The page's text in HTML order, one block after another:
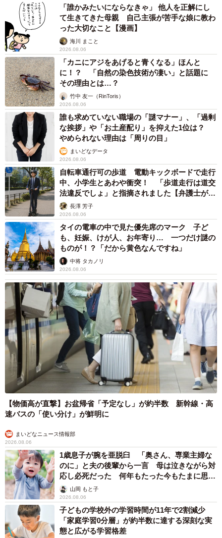
「誰かみたいにならなきゃ」 他人を正解にし
て生きてきた母親 自己主張が苦手な娘に教わ
った大切なこと【漫画】
海川 まこと
2026.08.06
「カニにアジをあげると青くなる」ほんと
に！？ 「自然の染色技術が凄い」と話題に
その理由とは…？
竹中 友一（RinToris）
2026.08.06
誰も求めていない職場の「謎マナー」、「過剰
な挨拶」や「お土産配り」を抑えた1位は？
やめられない理由は「周りの目」
まいどなデータ
2026.08.06
自転車通行可の歩道 電動キックボードで走行
中、小学生とあわや衝突！ 「歩道走行は道交
法違反でしょ」と指摘されました【弁護士が解
説】長澤 芳子
2026.08.06
タイの電車の中で見た優先席のマーク 子ど
も、妊娠、けが人、お年寄り… 一つだけ謎の
ものが！？「だから黄色なんですね」
中将 タカノリ
2026.08.06
【物価高が直撃】お盆帰省「予定なし」が約半数 新幹線・高
速バスの「使い分け」が鮮明に
まいどなニュース情報部
2026.08.06
1歳息子が腕を亜脱臼 「奥さん、専業主婦な
のに」と夫の後輩から一言 母は泣きながら対
応し必死だった 何年もたった今もたまに思い
出し…山岡 もと子
2026.08.06
子どもの学校外の学習時間が11年で2割減少
「家庭学習0分層」が約半数に達する深刻な実
態と広がる学習格差